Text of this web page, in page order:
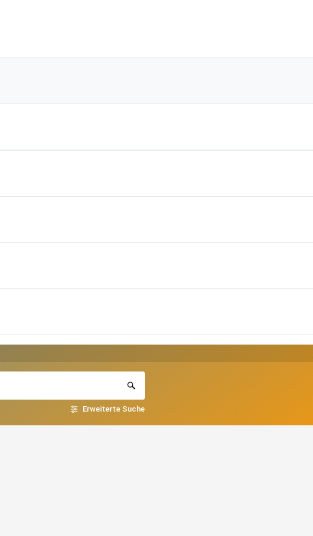
Erweiterte Suche